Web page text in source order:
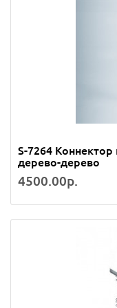
S-7264
дерево-дерево
4500.00р.